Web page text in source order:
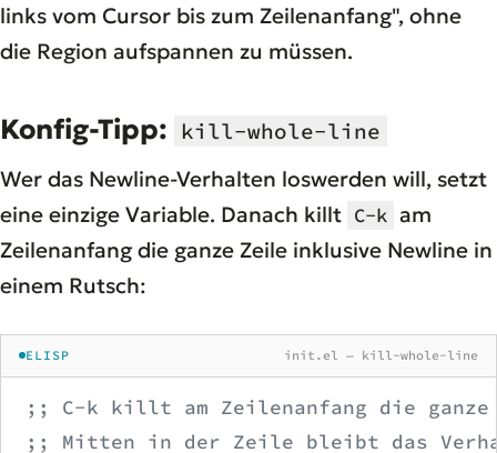
links vom Cursor bis zum Zeilenanfang", ohne
die Region aufspannen zu müssen.
Konfig-Tipp: kill-whole-line
Wer das Newline-Verhalten loswerden will, setzt
eine einzige Variable. Danach killt C-k am
Zeilenanfang die ganze Zeile inklusive Newline in
einem Rutsch:
ELISP init.el — kill-whole-line
;; C-k killt am Zeilenanfang die
;; Mitten in der Zeile bleibt das